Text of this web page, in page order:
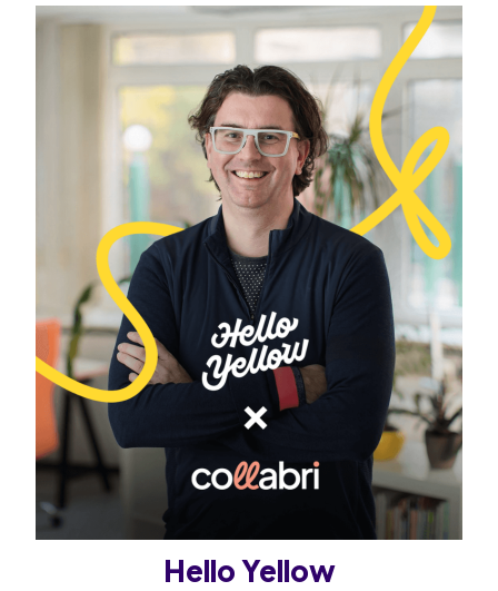
Hello Yellow